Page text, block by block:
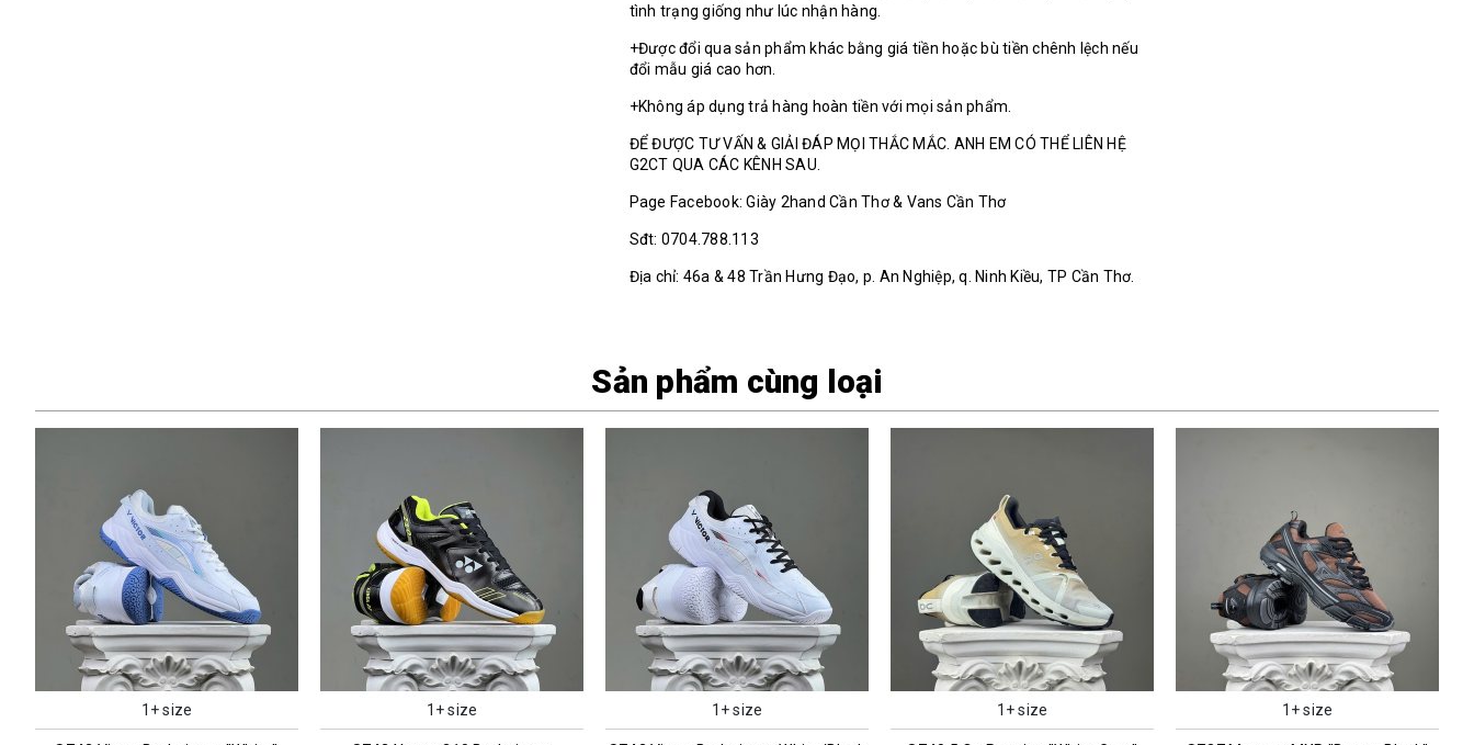
tình trạng giống như lúc nhận hàng.
+Được đổi qua sản phẩm khác bằng giá tiền hoặc bù tiền chênh lệch nếu
đổi mẫu giá cao hơn.
+Không áp dụng trả hàng hoàn tiền với mọi sản phẩm.
ĐỂ ĐƯỢC TƯ VẤN & GIẢI ĐÁP MỌI THẮC MẮC. ANH EM CÓ THỂ LIÊN HỆ
G2CT QUA CÁC KÊNH SAU.
Page Facebook: Giày 2hand Cần Thơ & Vans Cần Thơ
Sđt: 0704.788.113
Địa chỉ: 46a & 48 Trần Hưng Đạo, p. An Nghiệp, q. Ninh Kiều, TP Cần Thơ.
Sản phẩm cùng loại
1+ size 1+ size 1+ size 1+ size 1+ size